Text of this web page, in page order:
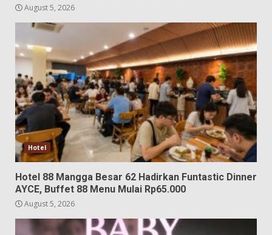
August 5, 2026
Hotel
Hotel 88 Mangga Besar 62 Hadirkan Funtastic Dinner
AYCE, Buffet 88 Menu Mulai Rp65.000
August 5, 2026